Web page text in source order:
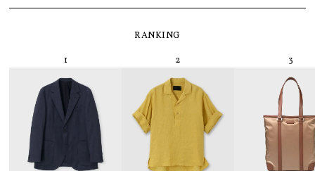
RANKING